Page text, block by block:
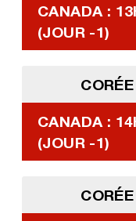
CANADA :
(JOUR -1)
CANADA :
(JOUR -1)